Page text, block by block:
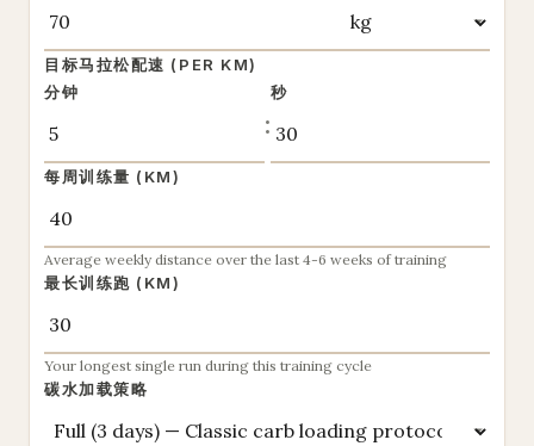
目标马拉松配速 (PER KM)
分钟
:
秒
每周训练量 (KM)
Average weekly distance over the last 4-6 weeks of training
最长训练跑 (KM)
Your longest single run during this training cycle
碳水加载策略